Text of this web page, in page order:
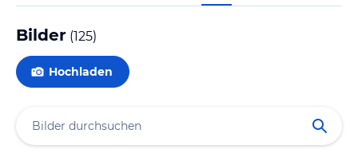
Bilder (125)
Hochladen